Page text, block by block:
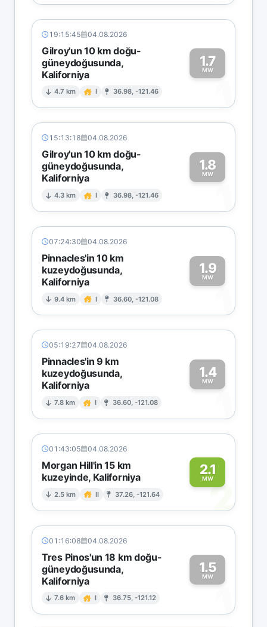
19:15:45 04.08.2026
Gilroy'un 10 km doğu-
güneydoğusunda,
Kaliforniya
4.7 km I 36.98, -121.46
1.7
MW
1
15:13:18 04.08.2026
Gilroy'un 10 km doğu-
güneydoğusunda,
Kaliforniya
4.3 km I 36.98, -121.46
1.8
MW
1
07:24:30 04.08.2026
Pinnacles'in 10 km
kuzeydoğusunda,
Kaliforniya
9.4 km I 36.60, -121.08
1.9
MW
1
05:19:27 04.08.2026
Pinnacles'in 9 km
kuzeydoğusunda,
Kaliforniya
7.8 km I 36.60, -121.08
1.4
MW
1
01:43:05 04.08.2026
Morgan Hill'in 15 km
kuzeyinde, Kaliforniya
2.5 km II 37.26, -121.64
2.1
MW2
01:16:08 04.08.2026
Tres Pinos'un 18 km doğu-
güneydoğusunda,
Kaliforniya
7.6 km I 36.75, -121.12
1.5
MW
1